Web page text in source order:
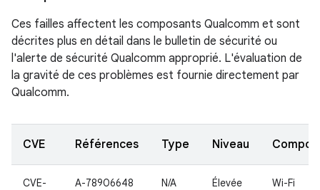
Ces failles affectent les composants Qualcomm et sont
décrites plus en détail dans le bulletin de sécurité ou
l'alerte de sécurité Qualcomm approprié. L'évaluation de
la gravité de ces problèmes est fournie directement par
Qualcomm.
CVE Références Type Niveau
CVE-
A-78906648
N/A Élevée Wi-Fi